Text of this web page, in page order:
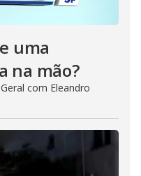
uma
na mão?
com Eleandro